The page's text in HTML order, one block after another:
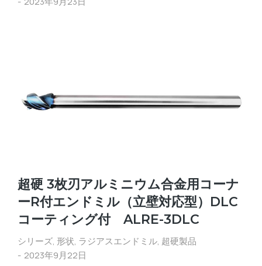
超硬 3枚刃アルミニウム合金用コーナ
ーR付エンドミル（立壁対応型）DLC
コーティング付 ALRE-3DLC
シリーズ, 形状, ラジアスエンドミル, 超硬製品
2023年9月22日